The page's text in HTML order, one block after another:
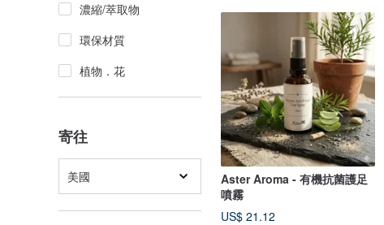
濃縮/萃取物
環保材質
植物．花
寄往
美國
Aster Aroma - 有機抗菌護足
噴霧
US$ 21.12